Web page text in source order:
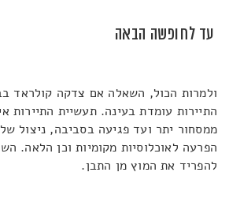
עד לחופשה הבאה
ולמרות הכול, השאלה אם צדקה קולראד
התיירות עומדת בעינה. תעשיית התיירות
ממסחור יתר ועד פגיעה בסביבה, ניצול
הפרעה לאוכלוסיות מקומיות וכן הלאה.
להפריד את המוץ מן התבן.